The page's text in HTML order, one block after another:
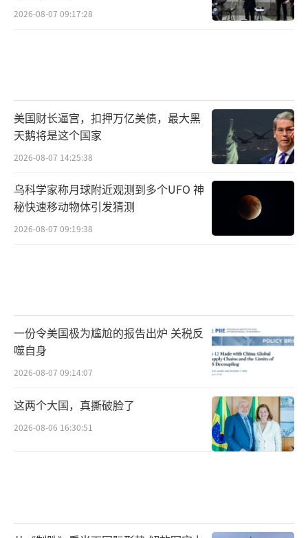
2026-08-07 09:17:28
美国财长逼宫，扣押万亿美债，最大黑
天鹅将是这个国家
2026-08-07 14:25:38
乌科学家称月球附近观测到多个UFO 神
秘快速移动物体引发猜测
2026-08-07 09:19:38
一份令美国极为尴尬的报告出炉 关税反
噬自身
2026-08-07 09:14:07
这两个大国，真撕破脸了
2026-08-06 16:30:51